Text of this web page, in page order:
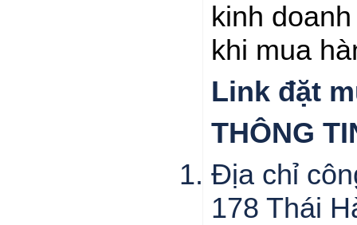
kinh
khi mua
Link đặt
THÔNG
Địa chỉ
178 Thái